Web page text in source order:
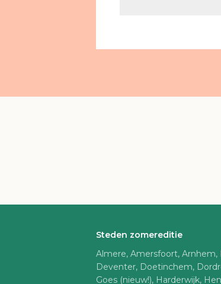
Steden zomereditie
Almere, Amersfoort,
Deventer, Doetinchem,
Goes (nieuw!), Harderwijk,